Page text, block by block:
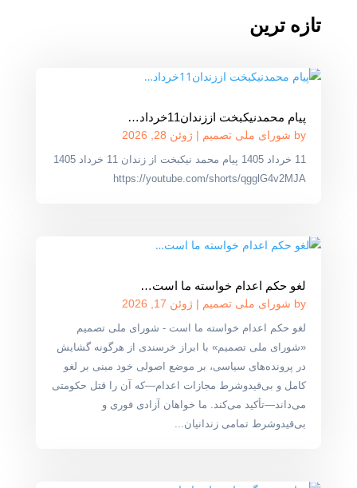
تازه ترین
پیام محمدنیکبخت اززندان11خرداد…
by شورای ملی تصمیم | ژوئن 28, 2026
11 خرداد 1405 پیام محمد نیکبخت از زندان 11 خرداد 1405
https://youtube.com/shorts/qgglG4v2MJA
لغو حکم اعدام خواسته ما است…
by شورای ملی تصمیم | ژوئن 17, 2026
لغو حکم اعدام خواسته ما است - شورای ملی تصمیم
«شورای ملی تصمیم» با ابراز خرسندی از هرگونه گشایش
در پرونده‌های سیاسی، بر موضع اصولی خود مبنی بر لغو
کامل و بی‌قیدوشرط مجازات اعدام—که آن را قتل حکومتی
می‌داند—تأکید می‌کند. ما خواهان آزادی فوری و
بی‌قیدوشرط تمامی زندانیان...